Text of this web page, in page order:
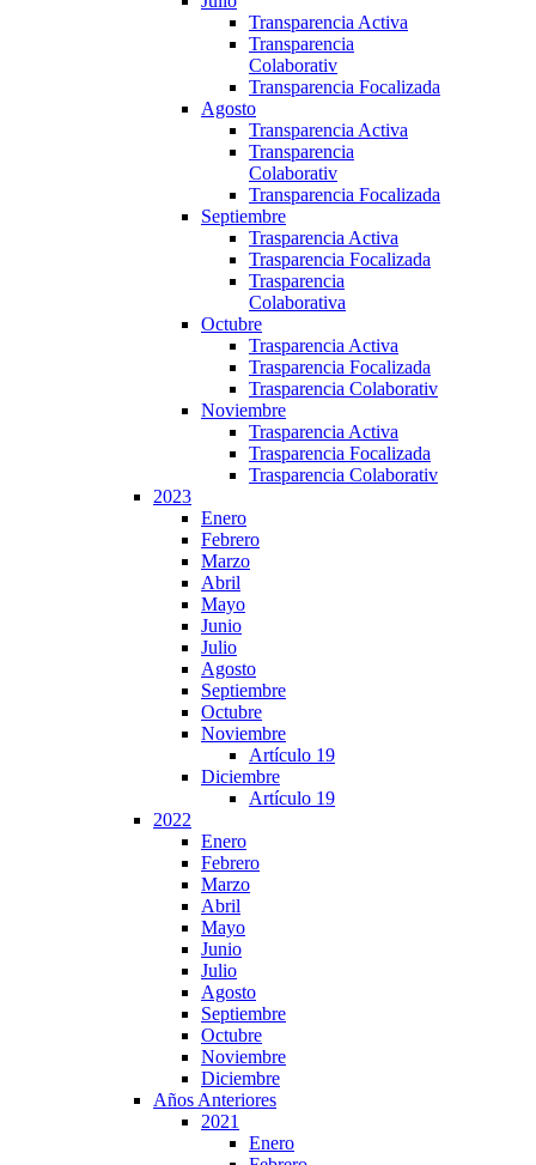
Transparencia Activa
Transparencia
Colaborativ
Transparencia Focalizada
Agosto
Transparencia Activa
Transparencia
Colaborativ
Transparencia Focalizada
Septiembre
Trasparencia Activa
Trasparencia Focalizada
Trasparencia
Colaborativa
Octubre
Trasparencia Activa
Trasparencia Focalizada
Trasparencia Colaborativ
Noviembre
Trasparencia Activa
Trasparencia Focalizada
Trasparencia Colaborativ
2023
Enero
Febrero
Marzo
Abril
Mayo
Junio
Julio
Agosto
Septiembre
Octubre
Noviembre
Artículo 19
Diciembre
Artículo 19
2022
Enero
Febrero
Marzo
Abril
Mayo
Junio
Julio
Agosto
Septiembre
Octubre
Noviembre
Diciembre
Años Anteriores
2021
Enero